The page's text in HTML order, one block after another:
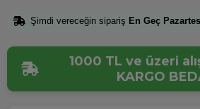
Şimdi vereceğin sipariş En Geç
1000 TL ve üzeri
KARGO